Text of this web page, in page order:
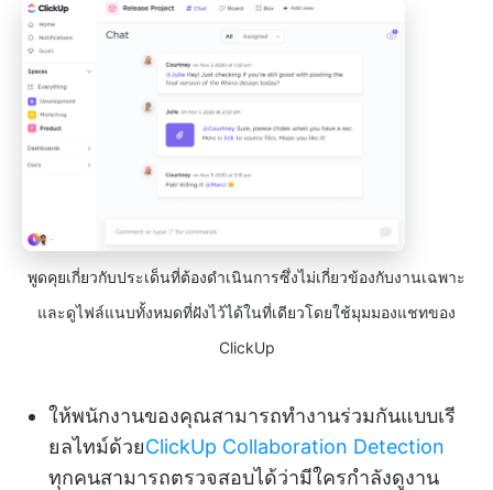
พูดคุยเกี่ยวกับประเด็นที่ต้องดำเนินการซึ่งไม่เกี่ยวข้องกับงานเฉพาะ
และดูไฟล์แนบทั้งหมดที่ฝังไว้ได้ในที่เดียวโดยใช้มุมมองแชทของ
ClickUp
ให้พนักงานของคุณสามารถทำงานร่วมกันแบบเรี
ยลไทม์ด้วยClickUp Collaboration Detection
ทุกคนสามารถตรวจสอบได้ว่ามีใครกำลังดูงาน